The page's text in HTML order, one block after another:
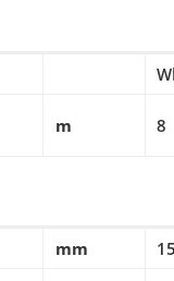
m 8
mm